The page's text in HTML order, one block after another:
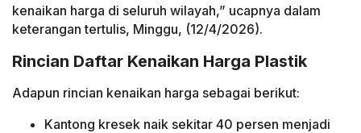
kenaikan harga di seluruh wilayah,” ucapnya dalam
keterangan tertulis, Minggu, (12/4/2026).
Rincian Daftar Kenaikan Harga Plastik
Adapun rincian kenaikan harga sebagai berikut:
Kantong kresek naik sekitar 40 persen menjadi